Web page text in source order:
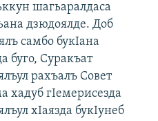
шагьаралдаса
дзюдоялде. Доб
самбо букIана
буго, Суракъат
рахъалъ Совет
хадуб гIемерисезда
хIаязда букIунеб